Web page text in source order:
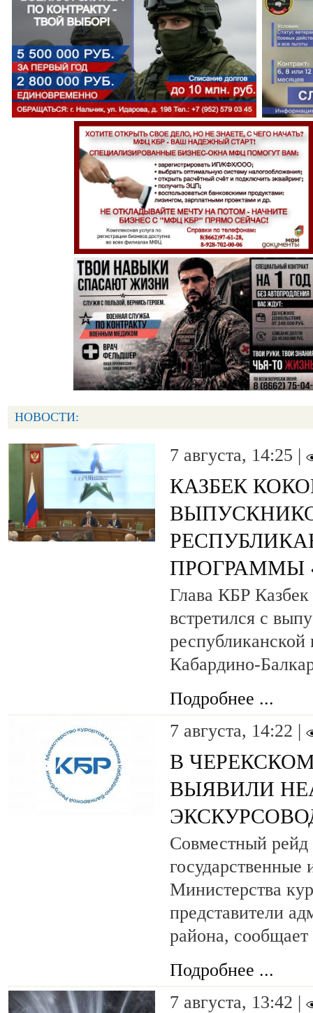
НОВОСТИ:
7 августа, 14:25 |
КАЗБЕК
ПРОГРАММЫ
Глава КБР Казбек
встретился с
Кабардино-
Подробнее ...
7 августа, 14:22 |
В
ВЫЯВИЛИ
Совместный рейд
государственные
Министерства
представители
района,
Подробнее ...
7 августа, 13:42 |